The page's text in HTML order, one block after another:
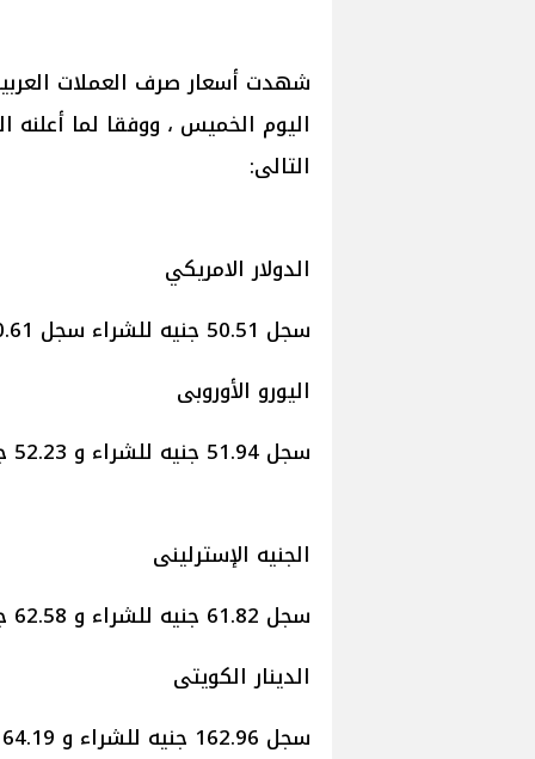
شهدت أسعار صرف العملات
اليوم الخميس ، ووفقا لما أعلنه
التالى:
الدولار الامريكي
سجل 50.51 جنيه للشراء سجل 50.61 جنيه للبيع.
اليورو الأوروبى
سجل 51.94 جنيه للشراء و 52.23 جنيه للبيع.
الجنيه الإسترلينى
سجل 61.82 جنيه للشراء و 62.58 جنيه للبيع.
الدينار الكويتى
سجل 162.96 جنيه للشراء و 164.19 جنيه للبيع